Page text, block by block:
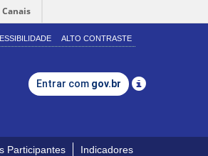
Canais
ALTO CONTRASTE
Entrar com gov.br
Participantes Indicadores